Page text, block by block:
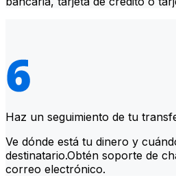
Haz un seguimiento de tu
Ve dónde está tu dinero y
destinatario.Obtén soporte de
correo electrónico.